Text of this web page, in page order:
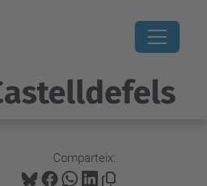
Comparteix: